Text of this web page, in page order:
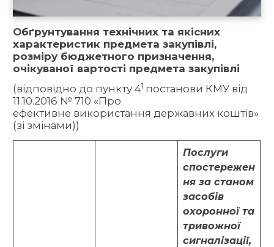
Обґрунтування технічних та якісних
характеристик предмета закупівлі,
розміру бюджетного призначення,
очікуваної вартості предмета закупівлі
(відповідно до пункту 41 постанови КМУ від
11.10.2016 № 710 «Про
ефективне використання державних коштів»
(зі змінами))
Послуги
спостережен
ня за станом
засобів
охоронної та
тривожної
сигналізації,